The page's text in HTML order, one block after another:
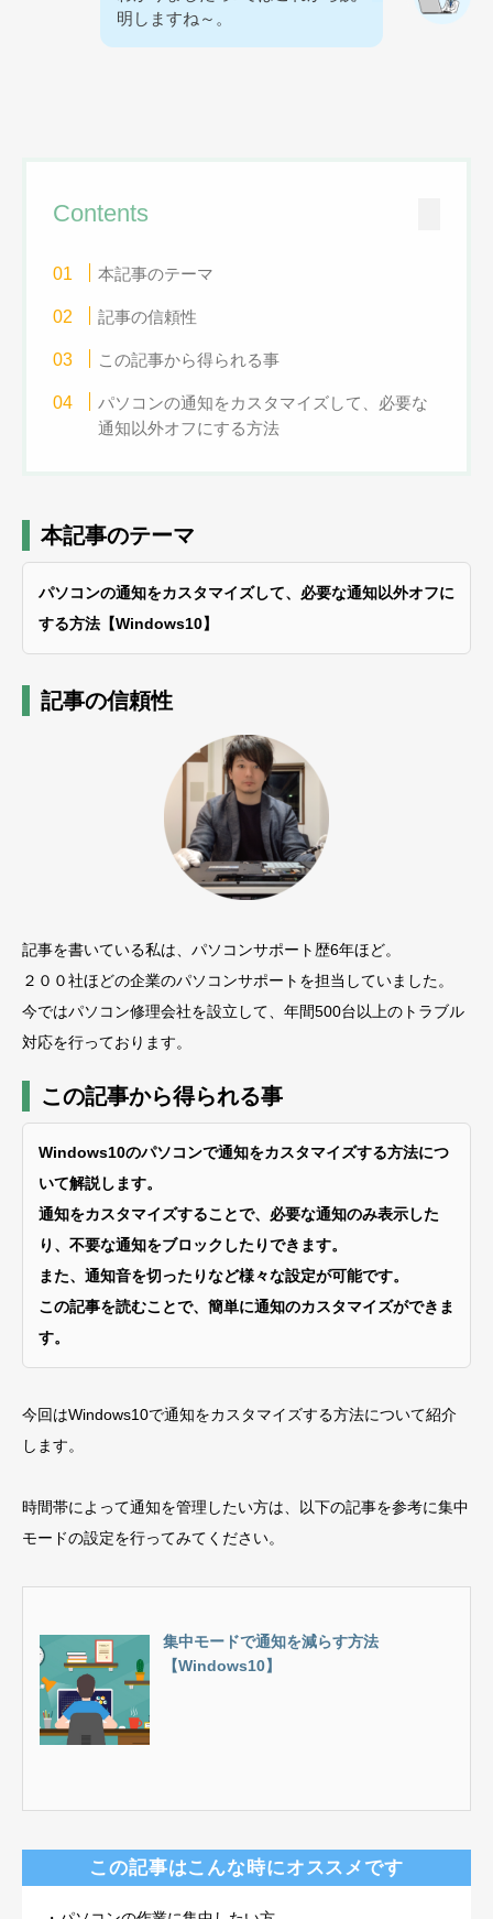
明しますね～。
Contents
本記事のテーマ
記事の信頼性
この記事から得られる事
パソコンの通知をカスタマイズして、必要な
通知以外オフにする方法
本記事のテーマ
パソコンの通知をカスタマイズして、必要な通知以外オフに
する方法【Windows10】
記事の信頼性
記事を書いている私は、パソコンサポート歴6年ほど。
２００社ほどの企業のパソコンサポートを担当していました。
今ではパソコン修理会社を設立して、年間500台以上のトラブル
対応を行っております。
この記事から得られる事
Windows10のパソコンで通知をカスタマイズする方法につ
いて解説します。
通知をカスタマイズすることで、必要な通知のみ表示した
り、不要な通知をブロックしたりできます。
また、通知音を切ったりなど様々な設定が可能です。
この記事を読むことで、簡単に通知のカスタマイズができま
す。
今回はWindows10で通知をカスタマイズする方法について紹介
します。
時間帯によって通知を管理したい方は、以下の記事を参考に集中
モードの設定を行ってみてください。
集中モードで通知を減らす方法
【Windows10】
この記事はこんな時にオススメです